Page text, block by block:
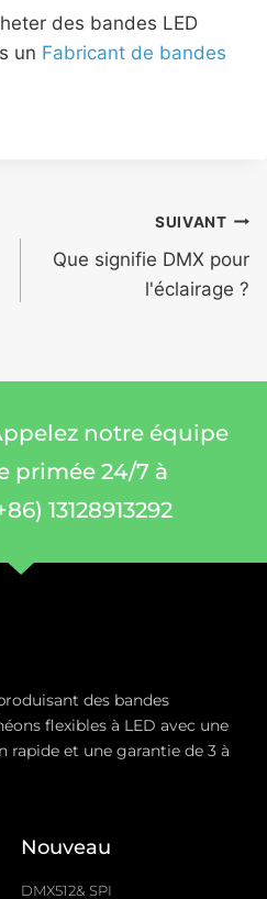
des bandes LED
un Fabricant de bandes
SUIVANT
Que signifie DMX pour
l'éclairage ?
notre équipe
primée 24/7 à
13128913292
des bandes
flexibles à LED avec une
rapide et une garantie de 3 à
Nouveau
DMX512& SPI